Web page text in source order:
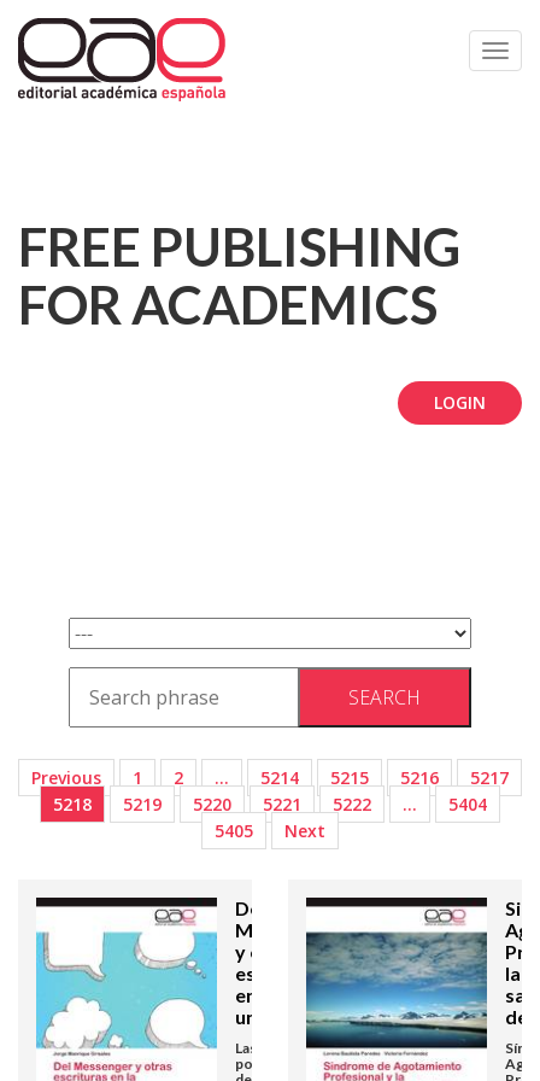
FREE PUBLISHING
FOR ACADEMICS
LOGIN
Previous 1 2 … 5214 5215 5216
5217
5218
5219 5220 5221 5222 …
5404
5405
Next
Del
Messenger
y otras
escrituras
en la
universidad
Las
posibilidades
la
del